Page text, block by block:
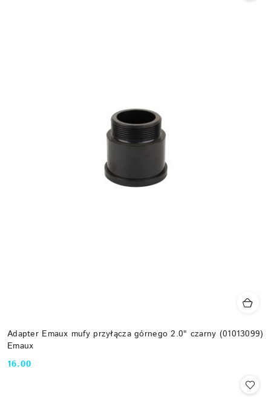
Adapter Emaux mufy przyłącza górnego 2.0" czarny (01013099)
Emaux
Cena:
16.00